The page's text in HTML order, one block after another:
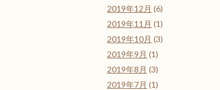
2019年12月 (6)
2019年11月 (1)
2019年10月 (3)
2019年9月 (1)
2019年8月 (3)
2019年7月 (1)